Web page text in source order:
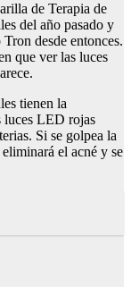
de Terapia de
del año pasado y
desde entonces.
que ver las luces
tienen la
luces LED rojas
Si se golpea la
el acné y se